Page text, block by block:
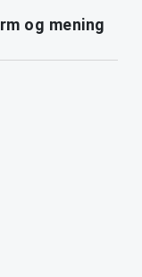
og mening